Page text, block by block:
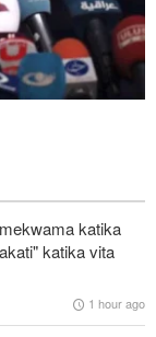
Palestina na
ya 1956 –
katika
katika vita
1 hour ago